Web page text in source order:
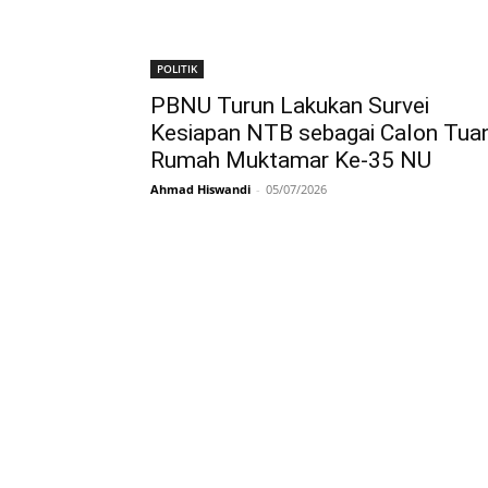
POLITIK
PBNU Turun Lakukan Survei
Kesiapan NTB sebagai Calon
Rumah Muktamar Ke-35 NU
Ahmad Hiswandi - 05/07/2026